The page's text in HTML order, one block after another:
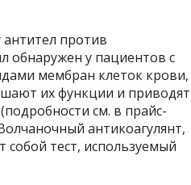
антител против
обнаружен у пациентов с
мембран клеток крови,
их функции и приводят
см. в прайс-
антикоагулянт,
собой тест, используемый